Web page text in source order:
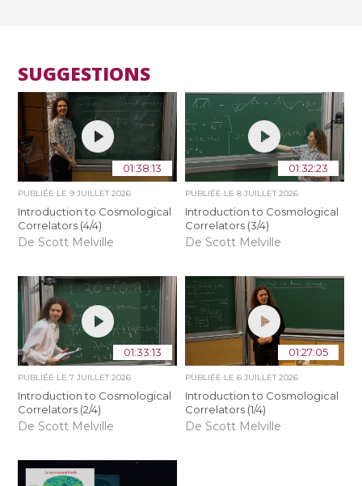
SUGGESTIONS
01:38:13
PUBLIÉE LE9 JUILLET 2026
Introduction to Cosmological
Correlators (4/4)
De Scott Melville
01:32:23
PUBLIÉE LE 8 JUILLET 2026
Introduction to Cosmological
Correlators (3/4)
De Scott Melville
01:33:13
PUBLIÉE LE7 JUILLET 2026
Introduction to Cosmological
Correlators (2/4)
De Scott Melville
01:27:05
PUBLIÉE LE 6 JUILLET 2026
Introduction to Cosmological
Correlators (1/4)
De Scott Melville